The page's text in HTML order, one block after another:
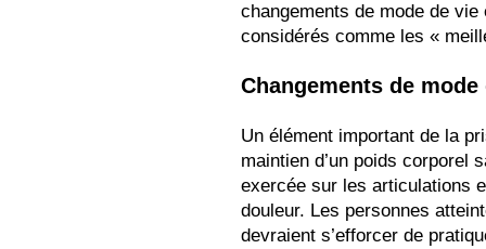
changements de mode de
considérés comme les «
Changements de mode
Un élément important de la
maintien d’un poids corporel
exercée sur les articulations
douleur. Les personnes
devraient s’efforcer de